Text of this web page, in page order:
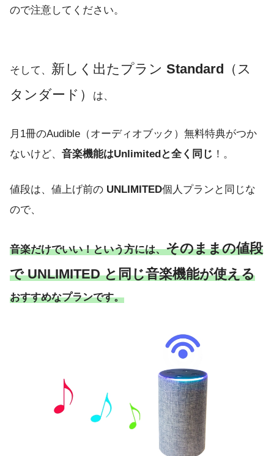
ので注意してください。
そして、 新しく出たプラン Standard （ス
タンダード）
は、
月1冊のAudible（オーディオブック）無料特典がつか
ないけど、 音楽機能はUnlimitedと全く同じ ！。
値段は、値上げ前の UNLIMITED個人プランと同じな
ので、
音楽だけでいい！という方には、そのままの値段
で UNLIMITED と同じ音楽機能が使える
おすすめなプランです。